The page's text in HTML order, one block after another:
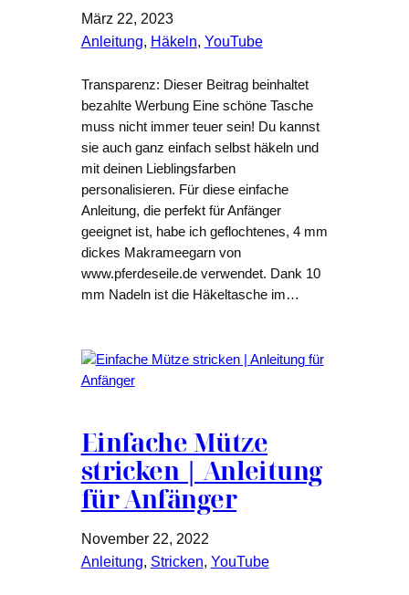
März 22, 2023
Anleitung, Häkeln, YouTube
Transparenz: Dieser Beitrag beinhaltet
bezahlte Werbung Eine schöne Tasche
muss nicht immer teuer sein! Du kannst
sie auch ganz einfach selbst häkeln und
mit deinen Lieblingsfarben
personalisieren. Für diese einfache
Anleitung, die perfekt für Anfänger
geeignet ist, habe ich geflochtenes, 4 mm
dickes Makrameegarn von
www.pferdeseile.de verwendet. Dank 10
mm Nadeln ist die Häkeltasche im…
Einfache Mütze
stricken | Anleitung
für Anfänger
November 22, 2022
Anleitung, Stricken, YouTube